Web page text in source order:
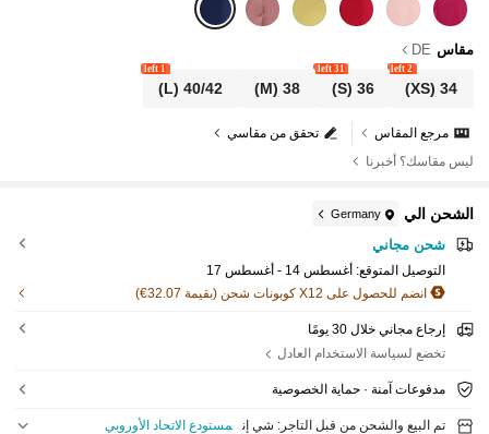
مقاس DE
34
(XS)
2 left
36
(S)
31 left
38
(M)
40/42
(L)
1 left
تحقق من مقاسي
مرجع المقاس
ليس مقاسك؟ أخبرنا
الشحن الي Germany
شحن مجاني
التوصيل المتوقع: أغسطس 14 - أغسطس 17
انضم للحصول على X12 كوبونات شحن (بقيمة 32.07€)
إرجاع مجاني خلال 30 يومًا
تخضع لسياسة الاستخدام العادل
مدفوعات آمنة · حماية الخصوصية
تم البيع والشحن من قبل التاجر: شي إن
مستودع الاتحاد الأوروبي